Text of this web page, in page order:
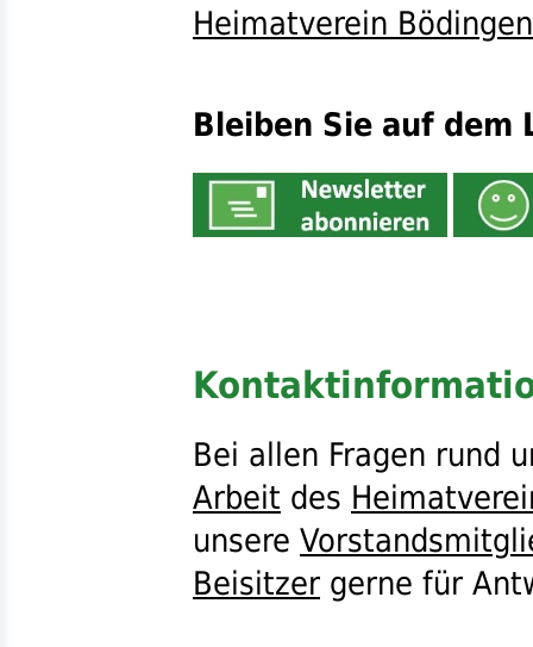
Heimatverein Bödingen
Bleiben Sie auf dem
Bei allen Fragen rund
Arbeit des
unsere
Beisitzer gerne für